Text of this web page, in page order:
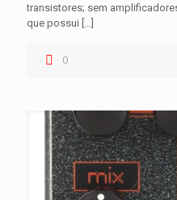
transistores; sem
que possui […]
0